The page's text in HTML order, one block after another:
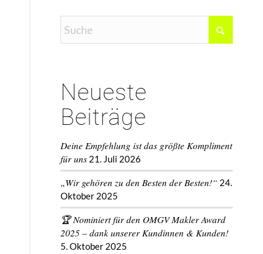
Neueste
Beiträge
Deine Empfehlung ist das größte Kompliment
für uns 21. Juli 2026
„Wir gehören zu den Besten der Besten!“ 24.
Oktober 2025
🏆 Nominiert für den OMGV Makler Award
2025 – dank unserer Kundinnen & Kunden!
5. Oktober 2025